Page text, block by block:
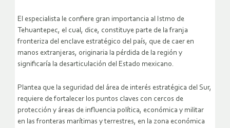
El especialista le confiere gran importancia al Istmo de
Tehuantepec, el cual, dice, constituye parte de la franja
fronteriza del enclave estratégico del país, que de caer en
manos extranjeras, originaria la pérdida de la región y
significaría la desarticulación del Estado mexicano.
Plantea que la seguridad del área de interés estratégica del Sur,
requiere de fortalecer los puntos claves con cercos de
protección y áreas de influencia política, económica y militar
en las fronteras marítimas y terrestres, en la zona económica